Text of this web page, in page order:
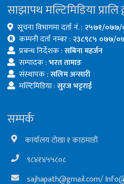
साझापथ मल्टिमिडिया प्रालि
सूचना विभागमा दर्ता नं. : २५७१/
कम्पनी दर्ता नम्बर : २३८९८५ ०७७/
प्रबन्ध निर्देशक :सबिना महर्जन
सम्पादक :भरत तामाङ
संस्थापक :सलिम अन्सारी
मल्टिमिडिया :सुरज भट्टराई
सम्पर्क
कार्यालय टोखा १ काठमाडौं
९८४१४५५८०८
sajhapath@gmail.com/